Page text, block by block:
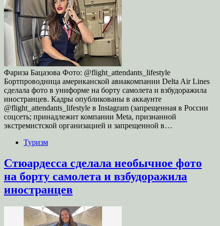
Фариза Бацазова Фото: @flight_attendants_lifestyle
Бортпроводница американской авиакомпании Delta Air Lines
сделала фото в униформе на борту самолета и взбудоражила
иностранцев. Кадры опубликованы в аккаунте
@flight_attendants_lifestyle в Instagram (запрещенная в России
соцсеть; принадлежит компании Meta, признанной
экстремистской организацией и запрещенной в…
Туризм
Стюардесса сделала необычное фото
на борту самолета и взбудоражила
иностранцев